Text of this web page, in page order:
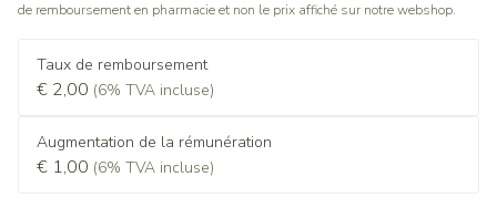
de remboursement en pharmacie et non le prix affiché sur notre webshop.
Taux de remboursement
€ 2,00 (6% TVA incluse)
Augmentation de la rémunération
€ 1,00 (6% TVA incluse)